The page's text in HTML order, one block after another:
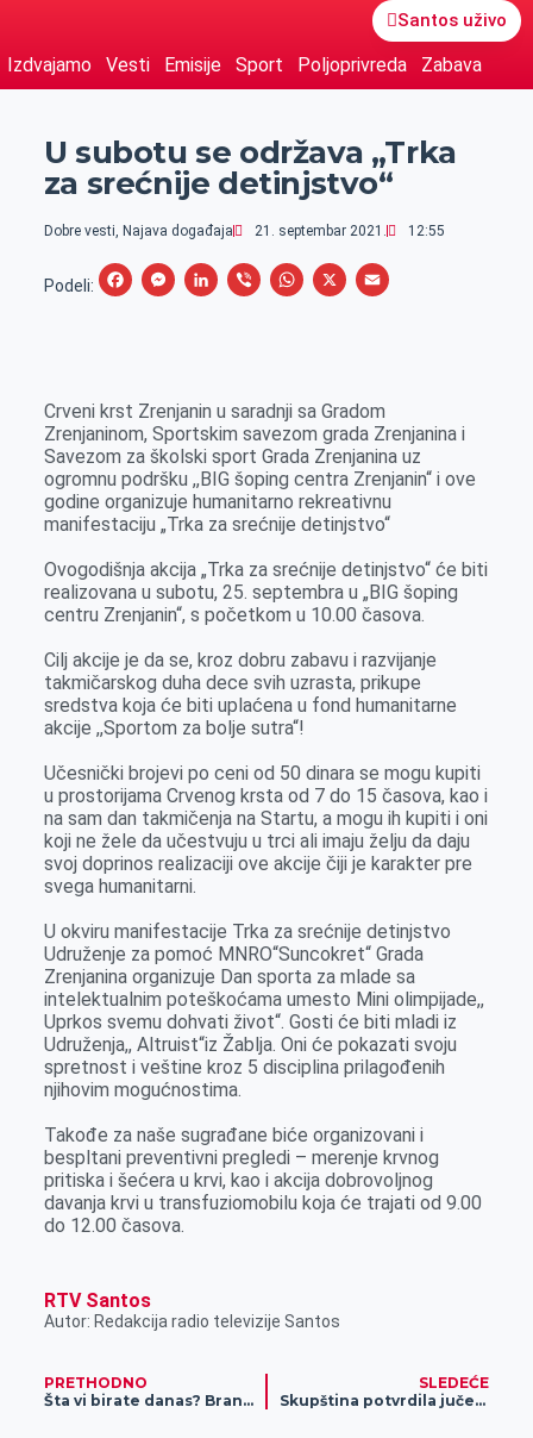
Santos uživo
Izdvajamo Vesti Emisije Sport Poljoprivreda Zabava
U subotu se održava „Trka
za srećnije detinjstvo“
Dobre vesti, Najava događaja 21. septembar 2021. 12:55
Podeli:
F
b
o
o
k
M
e
n
g
e
L
e
d
I
n
V
r
W
s
A
p
p
X
E
Crveni krst Zrenjanin u saradnji sa Gradom
Zrenjaninom, Sportskim savezom grada Zrenjanina i
Savezom za školski sport Grada Zrenjanina uz
ogromnu podršku ,,BIG šoping centra Zrenjanin“ i ove
godine organizuje humanitarno rekreativnu
manifestaciju „Trka za srećnije detinjstvo“
Ovogodišnja akcija „Trka za srećnije detinjstvo“ će biti
realizovana u subotu, 25. septembra u „BIG šoping
centru Zrenjanin“, s početkom u 10.00 časova.
Cilj akcije je da se, kroz dobru zabavu i razvijanje
takmičarskog duha dece svih uzrasta, prikupe
sredstva koja će biti uplaćena u fond humanitarne
akcije ,,Sportom za bolje sutra“!
Učesnički brojevi po ceni od 50 dinara se mogu kupiti
u prostorijama Crvenog krsta od 7 do 15 časova, kao i
na sam dan takmičenja na Startu, a mogu ih kupiti i oni
koji ne žele da učestvuju u trci ali imaju želju da daju
svoj doprinos realizaciji ove akcije čiji je karakter pre
svega humanitarni.
U okviru manifestacije Trka za srećnije detinjstvo
Udruženje za pomoć MNRO“Suncokret“ Grada
Zrenjanina organizuje Dan sporta za mlade sa
intelektualnim poteškoćama umesto Mini olimpijade,,
Uprkos svemu dohvati život“. Gosti će biti mladi iz
Udruženja,, Altruist“iz Žablja. Oni će pokazati svoju
spretnost i veštine kroz 5 disciplina prilagođenih
njihovim mogućnostima.
Takođe za naše sugrađane biće organizovani i
bespltani preventivni pregledi – merenje krvnog
pritiska i šećera u krvi, kao i akcija dobrovoljnog
davanja krvi u transfuziomobilu koja će trajati od 9.00
do 12.00 časova.
RTV Santos
Autor: Redakcija radio televizije Santos
PRETHODNO
Šta vi birate danas? Brancin, skušu, pastrmku ili možda oradu…
SLEDEĆE
Skupština potvrdila jučerašnje odluke Gradskog veća